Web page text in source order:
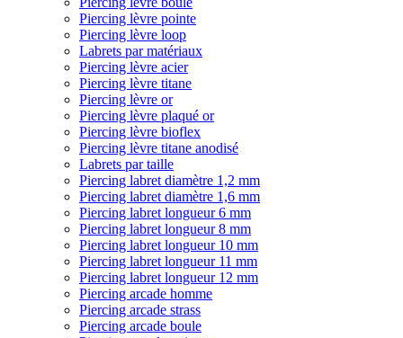
Piercing lèvre pointe
Piercing lèvre loop
Labrets par matériaux
Piercing lèvre acier
Piercing lèvre titane
Piercing lèvre or
Piercing lèvre plaqué or
Piercing lèvre bioflex
Piercing lèvre titane anodisé
Labrets par taille
Piercing labret diamètre 1,2 mm
Piercing labret diamètre 1,6 mm
Piercing labret longueur 6 mm
Piercing labret longueur 8 mm
Piercing labret longueur 10 mm
Piercing labret longueur 11 mm
Piercing labret longueur 12 mm
Piercing arcade homme
Piercing arcade strass
Piercing arcade boule